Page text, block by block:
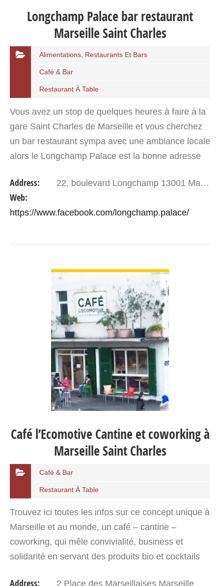
Longchamp Palace bar restaurant
Marseille Saint Charles
Alimentations, Restaurants Et Bars
Café & Bar
Restaurant À Table
Vous avez un stop de quelques heures à faire à la
gare Saint Charles de Marseille et vous cherchez
un bar restaurant sympa avec une ambiance locale
alors le Longchamp Palace est la bonne adresse
de…
Address: 22, boulevard Longchamp 13001 Marseille
Web:
https://www.facebook.com/longchamp.palace/
Café l’Ecomotive Cantine et coworking à
Marseille Saint Charles
Café & Bar
Restaurant À Table
Trouvez ici toutes les infos sur ce concept unique à
Marseille et au monde, un café – cantine –
coworking, qui mêle convivialité, business et
solidarité en servant des produits bio et cocktails
Address: 2 Place des Marseillaises Marseille